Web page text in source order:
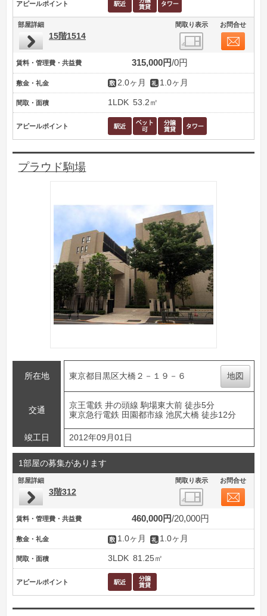
アピールポイント
部屋詳細 間取り表示 お問合せ
15階1514
賃料・管理費・共益費 315,000円 0円
敷金・礼金 2.0ヶ月 1.0ヶ月
間取・面積 1LDK 53.2㎡
アピールポイント
プラウド駒場
所在地 東京都目黒区大橋２－１９－６ 地図
交通
京王電鉄 井の頭線 駒場東大前 徒歩5分
東京急行電鉄 田園都市線 池尻大橋 徒歩12分
竣工日 2012年09月01日
1部屋の募集があります
部屋詳細 間取り表示 お問合せ
3階312
賃料・管理費・共益費 460,000円 20,000円
敷金・礼金 1.0ヶ月 1.0ヶ月
間取・面積 3LDK 81.25㎡
アピールポイント